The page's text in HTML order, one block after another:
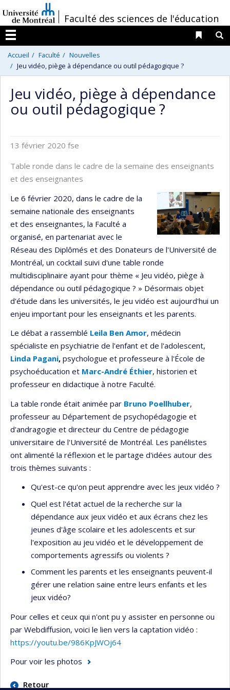
au
contenu
/Faculté des sciences de l'éducation
Menu
Liens
Accueil Faculté
Nouvelles
Jeu vidéo, piège à dépendance ou outil pédagogique ?
Jeu vidéo, piège à dépendance
ou outil pédagogique ?
13 février 2020 fse
Table ronde dans le cadre de la semaine des enseignants
et des enseignantes
Le 6 février 2020, dans le cadre de la
semaine nationale des enseignants
et des enseignantes, la Faculté a
organisé, en partenariat avec le
Réseau des Diplômés et des Donateurs de l'Université de
Montréal, un cocktail suivi d'une table ronde
multidisciplinaire ayant pour thème « Jeu vidéo, piège à
dépendance ou outil pédagogique ? » Désormais objet
d'étude dans les universités, le jeu vidéo est aujourd'hui un
enjeu important pour les enseignants et les parents.
Le débat a rassemblé Leila Ben Amor, médecin
spécialiste en psychiatrie de l'enfant et de l'adolescent,
Linda Pagani, psychologue et professeure à l'École de
psychoéducation et Marc-André Éthier, historien et
professeur en didactique à notre Faculté.
La table ronde était animée par Bruno Poellhuber,
professeur au Département de psychopédagogie et
d'andragogie et directeur du Centre de pédagogie
universitaire de l'Université de Montréal. Les panélistes
ont alimenté la réflexion et le partage d'idées autour des
trois thèmes suivants :
Qu'est-ce qu'on peut apprendre avec les jeux vidéo ?
Quel est l'état actuel de la recherche sur la
dépendance aux jeux vidéo et aux écrans chez les
jeunes d'âge scolaire et les adolescents et sur
l'exposition au jeu vidéo et le développement de
comportements agressifs ou violents ?
Comment les parents et les enseignants peuvent-il
gérer une relation saine entre leurs enfants et les
jeux vidéo?
Pour celles et ceux qui n'ont pu y assister en personne ou
par Webdiffusion, voici le lien vers la captation vidéo :
https://youtu.be/986KpJWOj64
Pour voir les photos
Retour